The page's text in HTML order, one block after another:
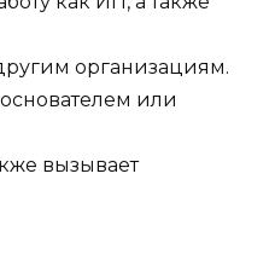
организациям.
или
вызывает